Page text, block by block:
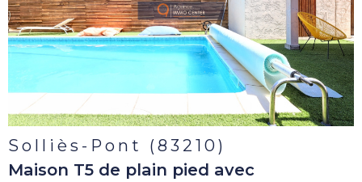
bien
Solliès-Pont (83210)
Maison T5 de plain pied avec